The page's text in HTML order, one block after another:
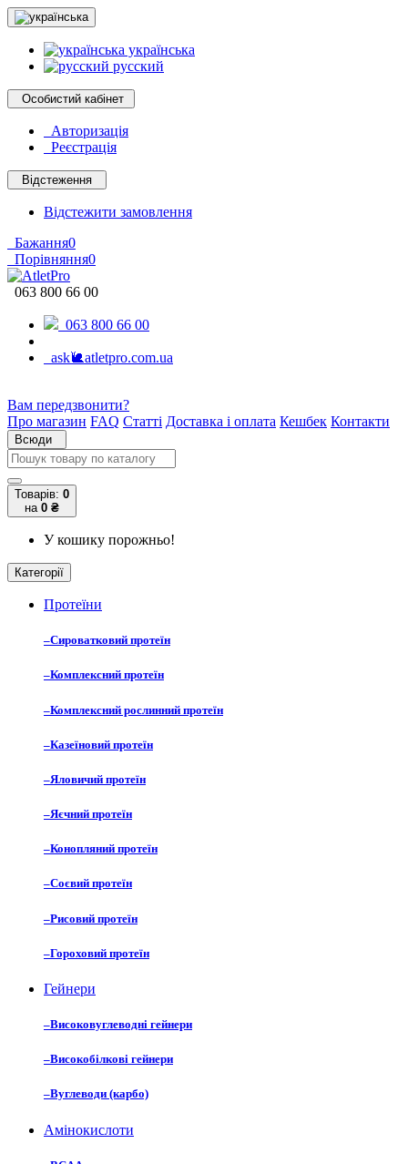
українська
русский
Особистий кабінет
Авторизація
Реєстрація
Відстеження
Відстежити замовлення
Бажання0
Порівняння0
063 800 66 00
063 800 66 00
ask🐌atletpro.com.ua
Вам передзвонити?
Про магазин FAQ Статті Доставка і оплата Кешбек Контакти
Всюди
Товарів: 0
на 0 ₴
У кошику порожньо!
Категорії
Протеїни
–Сироватковий протеїн
–Комплексний протеїн
–Комплексний рослинний протеїн
–Казеїновий протеїн
–Яловичий протеїн
–Яєчний протеїн
–Конопляний протеїн
–Соєвий протеїн
–Рисовий протеїн
–Гороховий протеїн
Гейнери
–Високовуглеводні гейнери
–Високобілкові гейнери
–Вуглеводи (карбо)
Амінокислоти